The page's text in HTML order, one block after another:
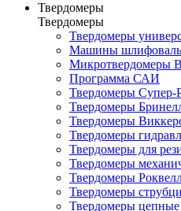
Твердомеры
Твердомеры
Твердомеры
Машины
Микротвердомеры
Программа САИ
Твердомеры Cупер-
Твердомеры
Твердомеры
Твердомеры
Твердомеры для
Твердомеры
Твердомеры
Твердомеры
Твердомеры цепные